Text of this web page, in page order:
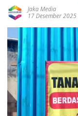
Jaka Media
17 Desember 2025